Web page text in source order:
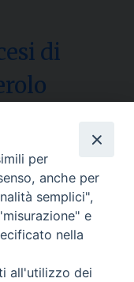
di
0121.37.33.20
per
anche per
semplici",
e
nella
all'utilizzo dei